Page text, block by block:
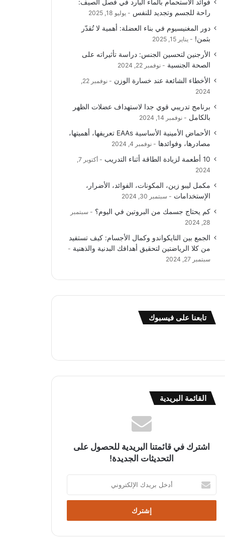
و
ك
T
u
b
e
ق
ر
ا
ا
ل
م
ع
R
فوائد الاستحمام بالماء البارد في فصل الصيف:
راحة للجسم وتجديد للنفس
يوليو 18, 2025
دور المغنيسيوم في بناء العضلة: أهمية لا تُقدّر
بثمن!
يناير 15, 2025
الأرجنين لتحسين الجنس: دراسة تأثيراته على
الصحة الجنسية
نوفمبر 22, 2024
الأخطاء الشائعة عند خسارة الوزن
نوفمبر 22,
2024
برنامج تدريبي قوي جدا لاستهداف عضلات الظهر
بالكامل
نوفمبر 14, 2024
الأحماض الأمينية الأساسية EAAs تعريفها، أهميتها،
مصادرها، وفوائدها
نوفمبر 4, 2024
10 أطعمة لزيادة الطاقة أثناء التدريب
أكتوبر 7,
2024
مكمل ليبو زين، المكونات، الفوائد، الأضرار،
الإستخدامات
سبتمبر 30, 2024
كم يحتاج جسمك من البروتين في اليوم؟
سبتمبر
28, 2024
الجمع بين التايكواندو وكمال الأجسام: كيف تستفيد
من كلا الرياضتين لتحقيق أهدافك البدنية والذهنية
سبتمبر 27, 2024
تابعنا على فيسبوك
القائمة البريدية
اشترك في قائمتنا البريدية للحصول على
التحديثات الجديدة!
خ
ب